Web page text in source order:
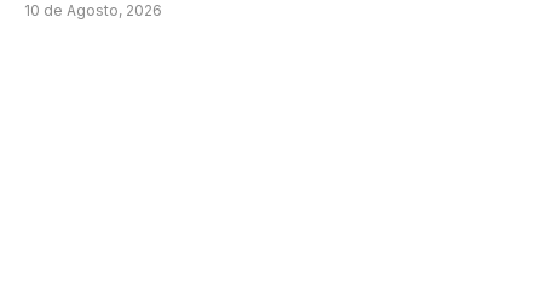
10 de Agosto, 2026